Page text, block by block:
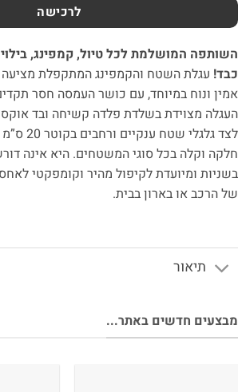
לרכישה
המושלמת לכל טיול, קמפינג, בילוי
עגלת השטח והקמפינג המתקפלת מציעה
מצוידת בשלדת פלדה קשיחה ובד
לצד גלגלי שטח
וקלה בכל סוגי המשטחים. היא אינה
ומיועדת לקיפול מהיר וקומפקטי
הרכב או בארון בבית.
תיאור
חדשים באתר...